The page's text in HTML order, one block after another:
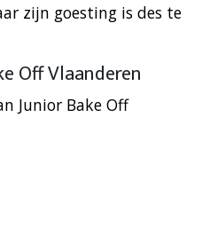
zijn goesting is des te
Off Vlaanderen
Junior Bake Off